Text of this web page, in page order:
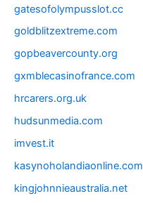
gatesofolympusslot.cc
goldblitzextreme.com
gopbeavercounty.org
gxmblecasinofrance.com
hrcarers.org.uk
hudsunmedia.com
imvest.it
kasynoholandiaonline.com
kingjohnnieaustralia.net